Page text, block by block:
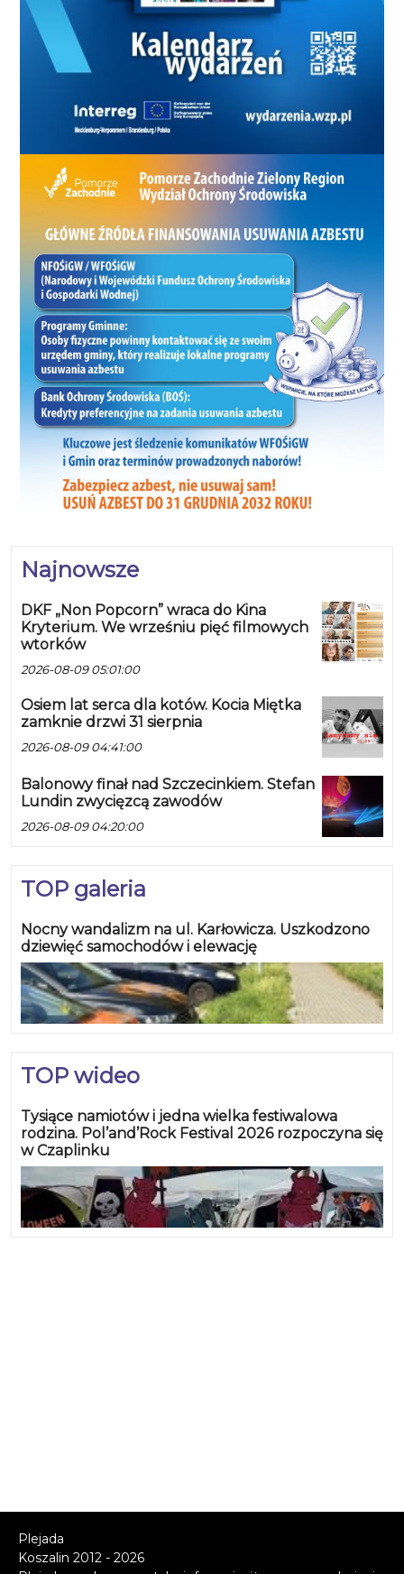
Najnowsze
DKF „Non Popcorn” wraca do Kina
Kryterium. We wrześniu pięć filmowych
wtorków
2026-08-09 05:01:00
Osiem lat serca dla kotów. Kocia Miętka
zamknie drzwi 31 sierpnia
2026-08-09 04:41:00
Balonowy finał nad Szczecinkiem. Stefan
Lundin zwycięzcą zawodów
2026-08-09 04:20:00
TOP galeria
Nocny wandalizm na ul. Karłowicza. Uszkodzono
dziewięć samochodów i elewację
TOP wideo
Tysiące namiotów i jedna wielka festiwalowa
rodzina. Pol’and’Rock Festival 2026 rozpoczyna się
w Czaplinku
Plejada
Koszalin 2012 - 2026